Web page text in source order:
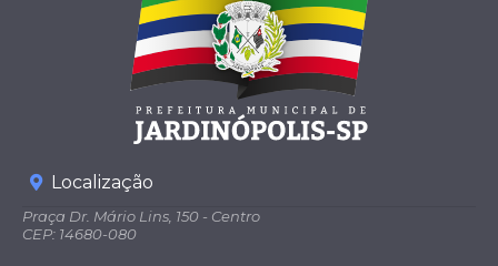
Localização
Praça Dr. Mário Lins, 150 - Centro
CEP: 14680-080